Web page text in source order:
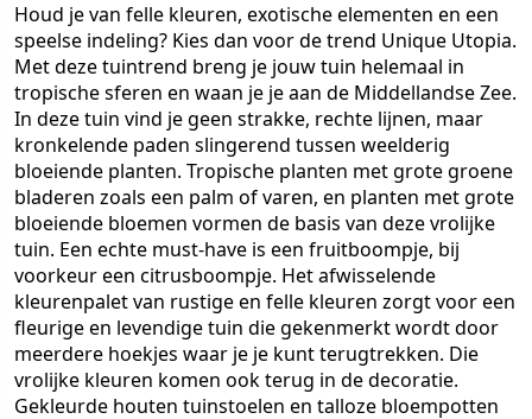
Houd je van felle kleuren, exotische elementen en een
speelse indeling? Kies dan voor de trend Unique Utopia.
Met deze tuintrend breng je jouw tuin helemaal in
tropische sferen en waan je je aan de Middellandse Zee.
In deze tuin vind je geen strakke, rechte lijnen, maar
kronkelende paden slingerend tussen weelderig
bloeiende planten. Tropische planten met grote groene
bladeren zoals een palm of varen, en planten met grote
bloeiende bloemen vormen de basis van deze vrolijke
tuin. Een echte must-have is een fruitboompje, bij
voorkeur een citrusboompje. Het afwisselende
kleurenpalet van rustige en felle kleuren zorgt voor een
fleurige en levendige tuin die gekenmerkt wordt door
meerdere hoekjes waar je je kunt terugtrekken. Die
vrolijke kleuren komen ook terug in de decoratie.
Gekleurde houten tuinstoelen en talloze bloempotten